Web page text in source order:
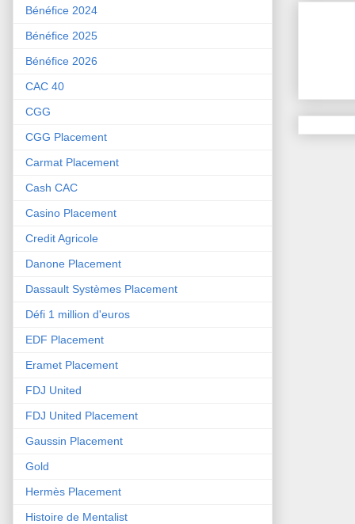
Bénéfice 2024
Bénéfice 2025
Bénéfice 2026
CAC 40
CGG
CGG Placement
Carmat Placement
Cash CAC
Casino Placement
Credit Agricole
Danone Placement
Dassault Systèmes Placement
Défi 1 million d'euros
EDF Placement
Eramet Placement
FDJ United
FDJ United Placement
Gaussin Placement
Gold
Hermès Placement
Histoire de Mentalist